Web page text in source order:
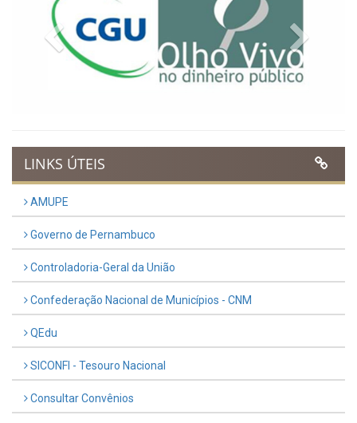
Previous
LINKS ÚTEIS
AMUPE
Governo de Pernambuco
Controladoria-Geral da União
Confederação Nacional de Municípios - CNM
QEdu
SICONFI - Tesouro Nacional
Consultar Convênios